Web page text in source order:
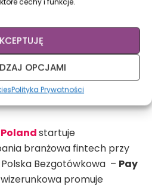
OPCJAMI
Polityka Prywatności
którzy
sięgają po
technologie
narzędzie
PREZESKA ZARZĄDU
startuje
branżowa fintech przy
Bezgotówkowa – Pay
promuje